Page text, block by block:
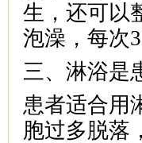
生，还可以
泡澡，每次
三、淋浴是
患者适合用
胞过多脱落